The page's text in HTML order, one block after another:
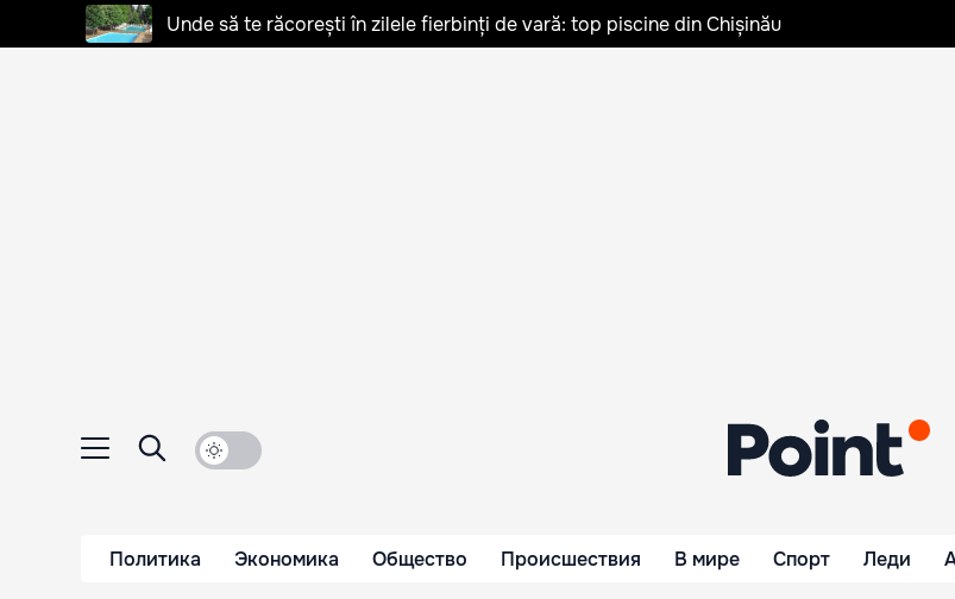
Unde să te răcorești în zilele fierbinți de vară: top piscine din Chișinău
Политика Экономика Общество Происшествия В мире Спорт Леди